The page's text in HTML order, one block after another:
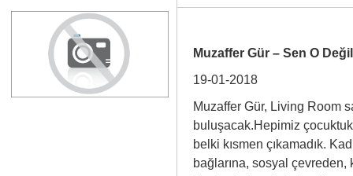
Muzaffer Gür – Sen O
19-01-2018
Muzaffer Gür, Living Room
buluşacak.Hepimiz
belki kısmen çıkamadık.
bağlarına, sosyal çevreden,